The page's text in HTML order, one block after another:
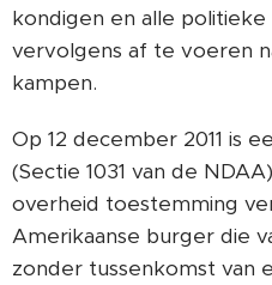
kondigen en alle
vervolgens af te voeren
kampen.
Op 12 december 2011 is
(Sectie 1031 van de
overheid toestemming
Amerikaanse burger die
zonder tussenkomst van